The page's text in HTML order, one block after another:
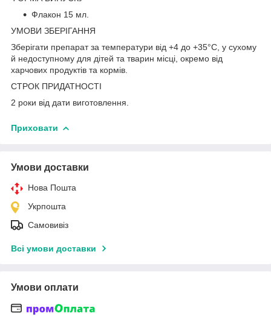
Флакон 15 мл.
УМОВИ ЗБЕРІГАННЯ
Зберігати препарат за температури від +4 до +35°С, у сухому
й недоступному для дітей та тварин місці, окремо від
харчових продуктів та кормів.
СТРОК ПРИДАТНОСТІ
2 роки від дати виготовлення.
Приховати
Умови доставки
Нова Пошта
Укрпошта
Самовивіз
Всі умови доставки
Умови оплати